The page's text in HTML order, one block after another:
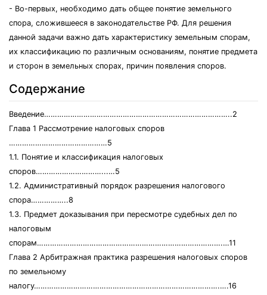
- Во-первых, необходимо дать общее понятие земельного
спора, сложившееся в законодательстве РФ. Для решения
данной задачи важно дать характеристику земельным спорам,
их классификацию по различным основаниям, понятие предмета
и сторон в земельных спорах, причин появления споров.
Содержание
Введение…………………………………………………………………………..2
Глава 1 Рассмотрение налоговых споров
………………………………………5
1.1. Понятие и классификация налоговых
споров…………………………...…5
1.2. Административный порядок разрешения налогового
спора……………..8
1.3. Предмет доказывания при пересмотре судебных дел по
налоговым
спорам………………………………………………………………………….…11
Глава 2 Арбитражная практика разрешения налоговых споров
по земельному
налогу………………………………………………………………………….….16